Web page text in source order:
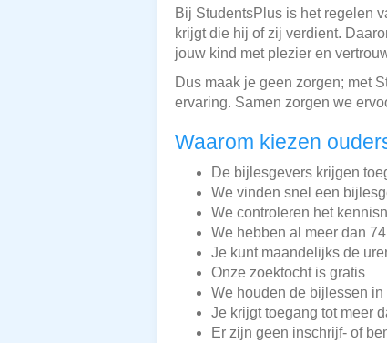
Bij StudentsPlus is het regelen
krijgt die hij of zij verdient.
jouw kind met plezier en
Dus maak je geen zorgen; met
ervaring. Samen zorgen we
Waarom kiezen
De bijlesgevers krijgen
We vinden snel een
We controleren het
We hebben al meer dan
Je kunt maandelijks de
Onze zoektocht is gratis
We houden de bijlessen
Je krijgt toegang tot meer
Er zijn geen inschrijf- of